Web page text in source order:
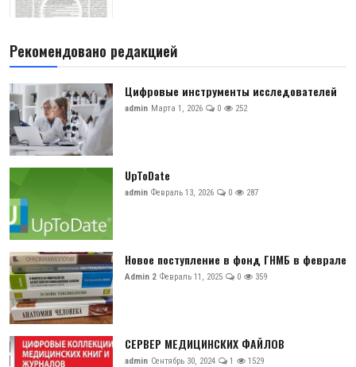
Рекомендовано редакцией
Цифровые инструменты исследователей
admin Марта 1, 2026 0 252
UpToDate
admin Февраль 13, 2026 0 287
Новое поступление в фонд ГНМБ в феврале
Admin 2 Февраль 11, 2025 0 359
СЕРВЕР МЕДИЦИНСКИХ ФАЙЛОВ
admin Сентябрь 30, 2024 1 1529